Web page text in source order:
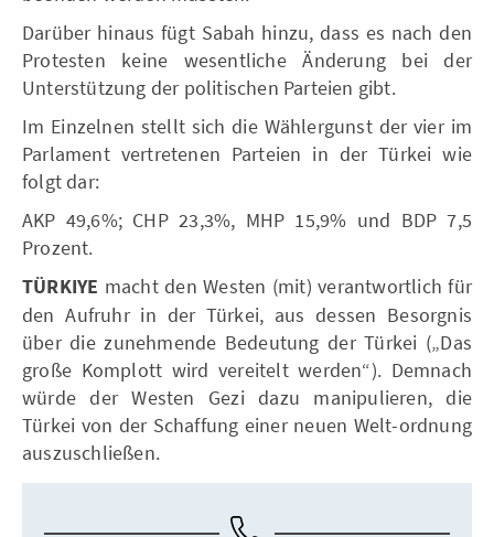
Darüber hinaus fügt Sabah hinzu, dass es nach den
Protesten keine wesentliche Änderung bei der
Unterstützung der politischen Parteien gibt.
Im Einzelnen stellt sich die Wählergunst der vier im
Parlament vertretenen Parteien in der Türkei wie
folgt dar:
AKP 49,6%; CHP 23,3%, MHP 15,9% und BDP 7,5
Prozent.
TÜRKIYE macht den Westen (mit) verantwortlich für
den Aufruhr in der Türkei, aus dessen Besorgnis
über die zunehmende Bedeutung der Türkei („Das
große Komplott wird vereitelt werden“). Demnach
würde der Westen Gezi dazu manipulieren, die
Türkei von der Schaffung einer neuen Welt-ordnung
auszuschließen.